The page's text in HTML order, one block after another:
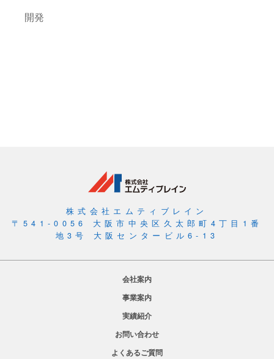
開発
株式会社エムティブレイン
〒541-0056 大阪市中央区久太郎町4丁目1番
地3号 大阪センタービル6-13
会社案内
事業案内
実績紹介
お問い合わせ
よくあるご質問